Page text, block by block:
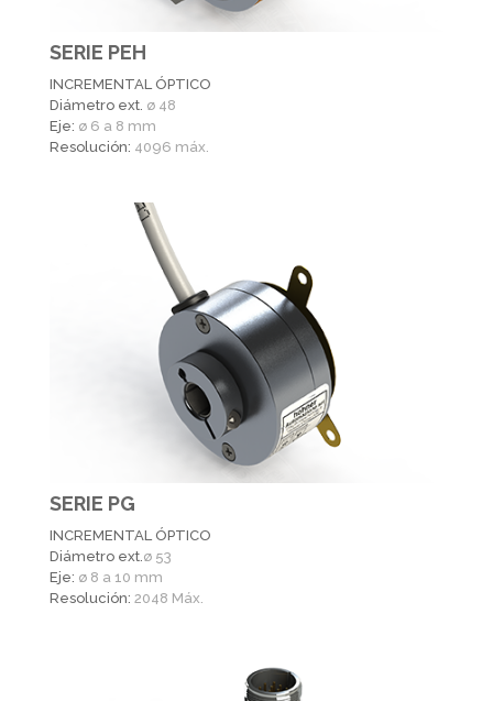
SERIE PEH
INCREMENTAL ÓPTICO
Diámetro ext. ø 48
Eje: ø 6 a 8 mm
Resolución: 4096 máx.
SERIE PG
INCREMENTAL ÓPTICO
Diámetro ext. ø 53
Eje: ø 8 a 10 mm
Resolución: 2048 Máx.